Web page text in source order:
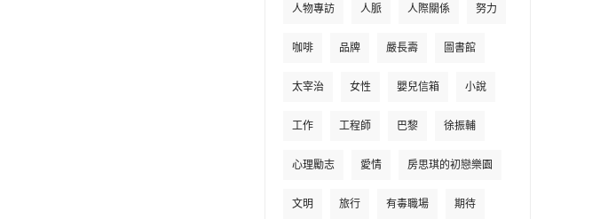
人物專訪 人脈 人際關係 努力
咖啡 品牌 嚴長壽 圖書館
太宰治 女性 嬰兒信箱 小說
工作 工程師 巴黎 徐振輔
心理勵志 愛情 房思琪的初戀樂園
文明 旅行 有毒職場 期待